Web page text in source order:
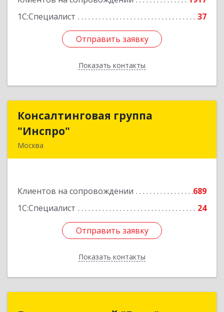
1С:Специалист
37
Отправить заявку
Показать контакты
Отправить заявку
Назад
Консалтинговая группа
"Инспро"
Москва
Клиентов на сопровождении
689
1С:Специалист
24
Отправить заявку
Показать контакты
Консалтинговая группа
Подробнее
Отправить заявку
Назад
Группа компаний "Блик"